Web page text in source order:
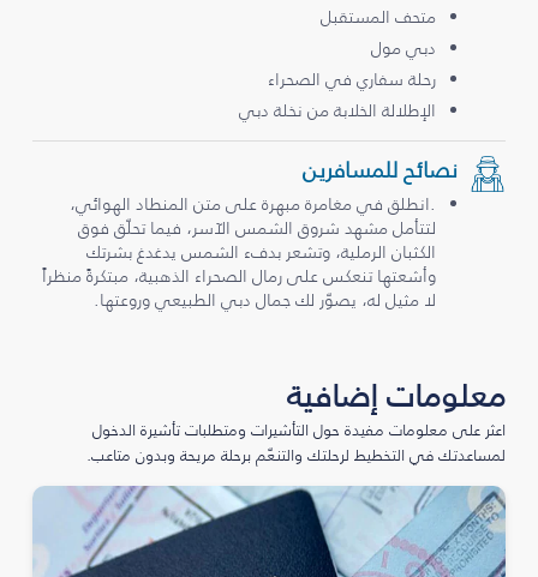
متحف المستقبل
دبي مول
رحلة سفاري في الصحراء
الإطلالة الخلابة من نخلة دبي
نصائح للمسافرين
.انطلق في مغامرة مبهرة على متن المنطاد الهوائي،
لتتأمل مشهد شروق الشمس الآسر، فيما تحلّق فوق
الكثبان الرملية، وتشعر بدفء الشمس يدغدغ بشرتك
وأشعتها تنعكس على رمال الصحراء الذهبية، مبتكرةً منظراً
لا مثيل له، يصوّر لك جمال دبي الطبيعي وروعتها.
معلومات إضافية
اعثر على معلومات مفيدة حول التأشيرات ومتطلبات تأشيرة الدخول
لمساعدتك في التخطيط لرحلتك والتنعّم برحلة مريحة وبدون متاعب.